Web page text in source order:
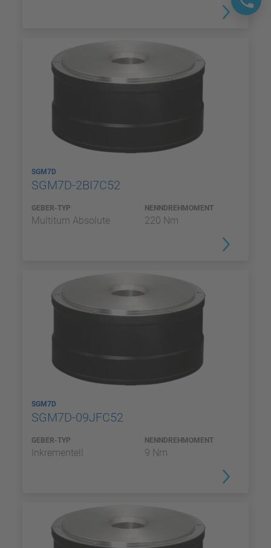
SGM7D
SGM7D-2BI7C52
GEBER-TYP
Multiturn Absolute
NENNDREHMOMENT
220 Nm
SGM7D
SGM7D-09JFC52
GEBER-TYP
Inkrementell
NENNDREHMOMENT
9 Nm